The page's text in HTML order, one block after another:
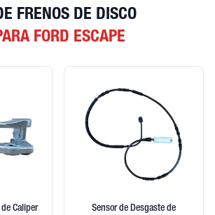
FRENOS DE DISCO
FORD ESCAPE
Caliper
Sensor de Desgaste de